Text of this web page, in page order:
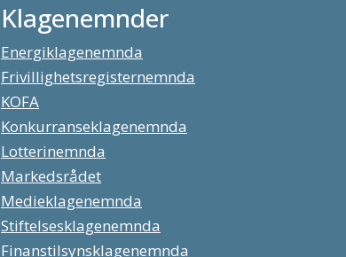
Klagenemnder
Energiklagenemnda
Frivillighetsregisternemnda
KOFA
Konkurranseklagenemnda
Lotterinemnda
Markedsrådet
Medieklagenemnda
Stiftelsesklagenemnda
Finanstilsynsklagenemnda